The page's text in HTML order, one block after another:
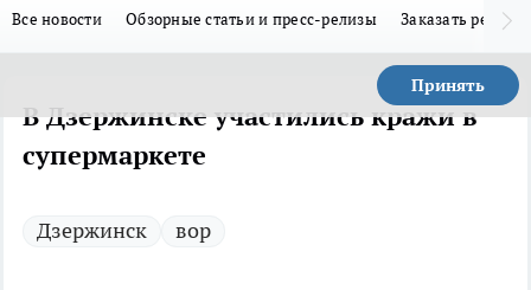
Все новости Обзорные статьи и пресс-релизы Заказать
Принять
В Дзержинске участились кражи в
супермаркете
Дзержинск вор